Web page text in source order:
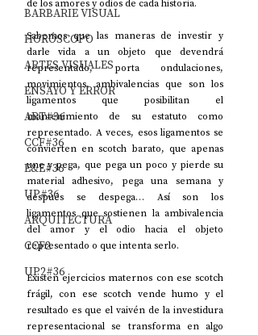
BARBARIE VISUAL
HORÓSCOPO
ARTES VISUALES
ENSAYO Y ERROR
ART#36
CCF#36
E&E#36
UP#36
ARQUITECTURA
CCF2
UP2#36
de los amores y odios de cada historia.
Sabemos que las maneras de investir y
darle vida a un objeto que devendrá
representado, porta ondulaciones,
movimientos, ambivalencias que son los
ligamentos que posibilitan el
mantenimiento de su estatuto como
representado. A veces, esos ligamentos se
convierten en scotch barato, que apenas
une y pega, que pega un poco y pierde su
material adhesivo, pega una semana y
después se despega… Así son los
ligamentos que sostienen la ambivalencia
del amor y el odio hacia el objeto
representado o que intenta serlo.
Existen ejercicios maternos con ese scotch
frágil, con ese scotch vende humo y el
resultado es que el vaivén de la investidura
representacional se transforma en algo